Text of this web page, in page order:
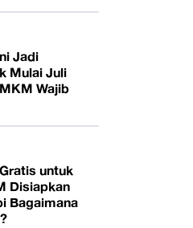
Jadi
Mulai Juli
Wajib
untuk
Disiapkan
Bagaimana